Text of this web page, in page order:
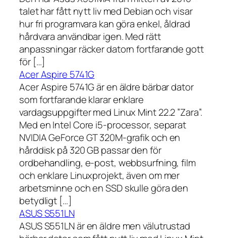
talet har fått nytt liv med Debian och visar
hur fri programvara kan göra enkel, åldrad
hårdvara användbar igen. Med rätt
anpassningar räcker datorn fortfarande gott
för […]
Acer Aspire 5741G
Acer Aspire 5741G är en äldre bärbar dator
som fortfarande klarar enklare
vardagsuppgifter med Linux Mint 22.2 ”Zara”.
Med en Intel Core i5-processor, separat
NVIDIA GeForce GT 320M-grafik och en
hårddisk på 320 GB passar den för
ordbehandling, e-post, webbsurfning, film
och enklare Linuxprojekt, även om mer
arbetsminne och en SSD skulle göra den
betydligt […]
ASUS S551LN
ASUS S551LN är en äldre men välutrustad